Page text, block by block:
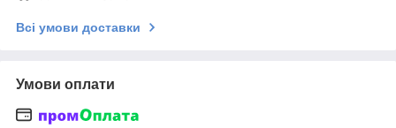
Всі умови доставки
Умови оплати